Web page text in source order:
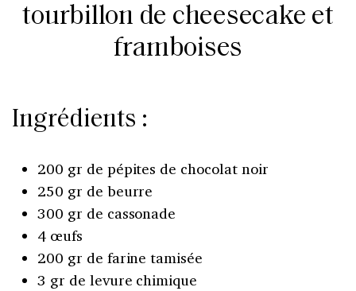
tourbillon de cheesecake et
framboises
Ingrédients :
200 gr de pépites de chocolat noir
250 gr de beurre
300 gr de cassonade
4 œufs
200 gr de farine tamisée
3 gr de levure chimique